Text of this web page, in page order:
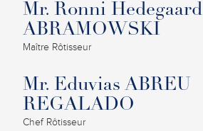
Mr. Ronni Hedegaard
ABRAMOWSKI
Maître Rôtisseur
Mr. Eduvias ABREU
REGALADO
Chef Rôtisseur